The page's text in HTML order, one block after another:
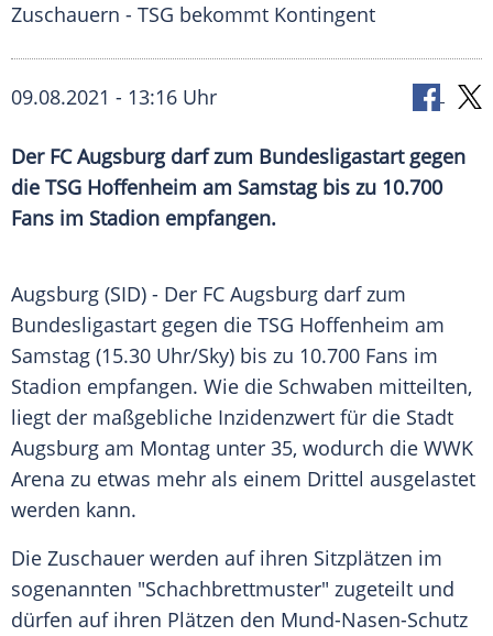
Zuschauern - TSG bekommt Kontingent
09.08.2021 - 13:16 Uhr
Der FC Augsburgdarf zum Bundesligastartgegen
die TSG Hoffenheim am Samstag bis zu 10.700
Fans im Stadion empfangen.
Augsburg (SID) - Der FC Augsburg darf zum
Bundesligastart gegen die TSG Hoffenheim am
Samstag (15.30 Uhr/Sky) bis zu 10.700 Fans im
Stadion empfangen. Wie die Schwaben mitteilten,
liegt der maßgebliche Inzidenzwert für die Stadt
Augsburg am Montag unter 35, wodurch die WWK
Arena zu etwas mehr als einem Drittel ausgelastet
werden kann.
Die Zuschauer werden auf ihren Sitzplätzen im
sogenannten "Schachbrettmuster" zugeteilt und
dürfen auf ihren Plätzen den Mund-Nasen-Schutz